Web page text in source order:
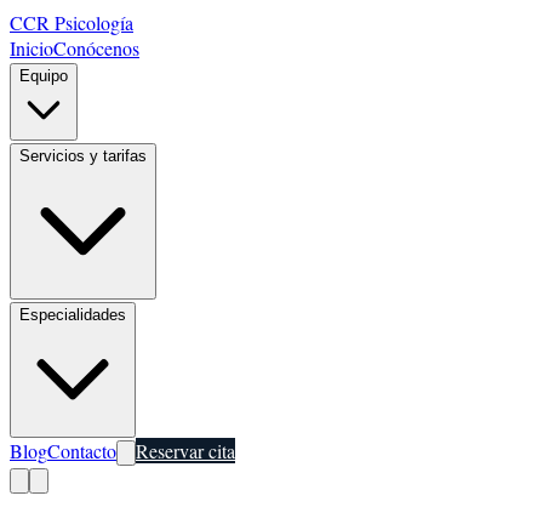
CCR Psicología
InicioConócenos
Equipo
Servicios y tarifas
Especialidades
BlogContacto Reservar cita